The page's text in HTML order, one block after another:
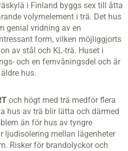
i Finland byggs sex till åtta
volymelement i trä. Det hus
genial vridning av en
form, vilken möjliggjorts
av stål och KL-trä. Huset i
och en femvåningsdel och är
hus.
och högt med trä medför flera
hus av trä blir lätta och därmed
än för hus av tyngre
ljudisolering mellan lägenheter
Risker för brandolyckor och